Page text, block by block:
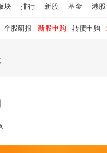
块 排行 新股 基金 港股
个股研报 新股申购 转债申购